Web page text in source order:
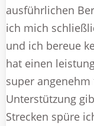
ausführlichen
ich mich
und ich bereue
hat einen
super
Unterstützung
Strecken spüre